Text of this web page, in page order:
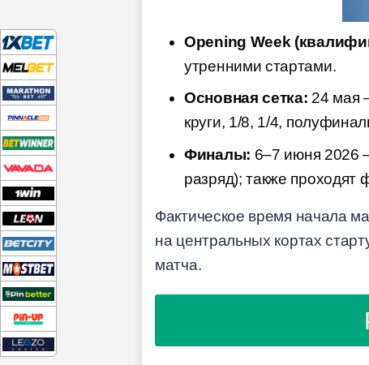
Opening Week
утренними стартами.
Основная сетка: 24 мая
круги, 1/8, 1/4,
Финалы: 6–7 июня 2026
разряд); также проходят
Фактическое время начала
на центральных кортах
матча.